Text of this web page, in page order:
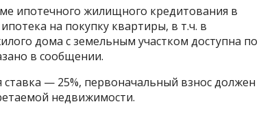
ипотечного жилищного кредитования в
на покупку квартиры, в т.ч. в
дома с земельным участком доступна по
в сообщении.
— 25%, первоначальный взнос должен
недвижимости.